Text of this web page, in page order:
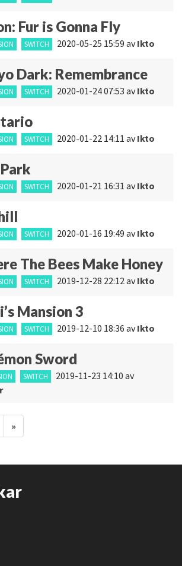
Fur is Gonna Fly
SWITCH 2020-05-25 15:59 avIkto
Dark: Remembrance
SWITCH 2020-01-24 07:53 avIkto
SWITCH 2020-01-22 14:11 avIkto
SWITCH 2020-01-21 16:31 avIkto
SWITCH 2020-01-16 19:49 avIkto
The Bees Make Honey
SWITCH 2019-12-28 22:12avIkto
Mansion 3
SWITCH 2019-12-10 18:36 avIkto
Sword
SWITCH 2019-11-23 14:10 av
»